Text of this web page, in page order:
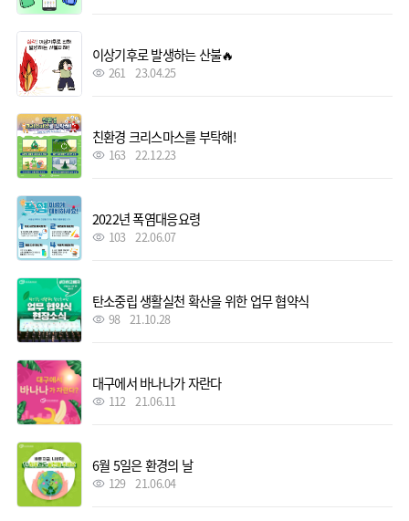
이상기후로 발생하는 산불🔥
261 23.04.25
친환경 크리스마스를 부탁해!
163 22.12.23
2022년 폭염대응요령
103 22.06.07
탄소중립 생활실천 확산을 위한 업무 협약식
98 21.10.28
대구에서 바나나가 자란다
112 21.06.11
6월 5일은 환경의 날
129 21.06.04